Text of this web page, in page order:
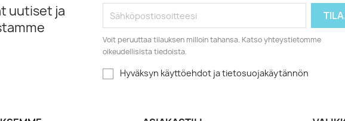
uutiset ja
Voit peruuttaa tilauksen milloin tahansa. Katso yhteystietomme
oikeudellisista tiedoista.
Hyväksyn käyttöehdot ja tietosuojakäytännön